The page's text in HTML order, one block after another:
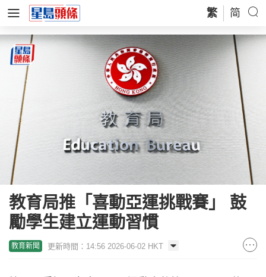
繁 简
教育局推「喜動亞運挑戰賽」 鼓
勵學生建立運動習慣
教育新聞 更新時間：14:56 2026-06-02 HKT